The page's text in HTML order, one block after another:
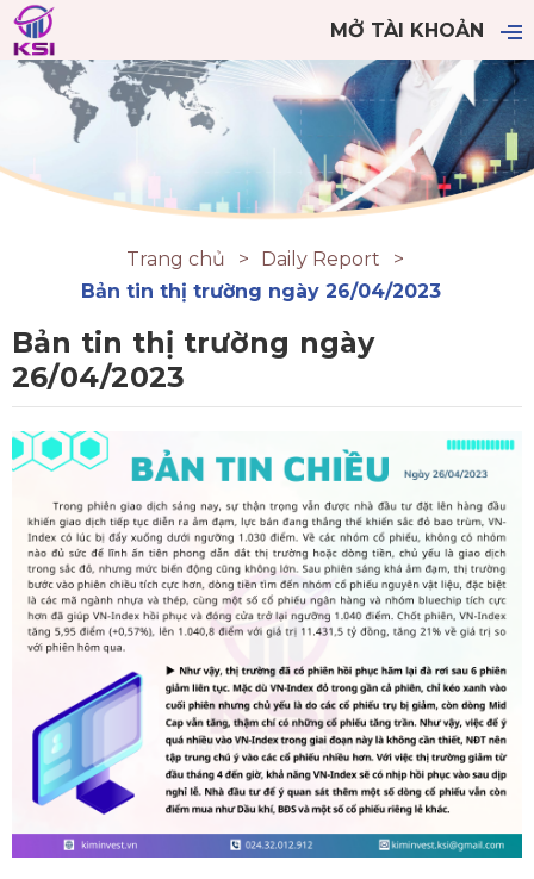
MỞ TÀI KHOẢN
Trang chủ
Daily Report
Bản tin thị trường ngày 26/04/2023
Bản tin thị trường ngày
26/04/2023